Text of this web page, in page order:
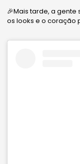
🎉Mais tarde, a
os looks e o coração